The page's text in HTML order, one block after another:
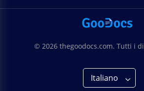
© 2026 thegoodocs.com. Tutti i
Italiano